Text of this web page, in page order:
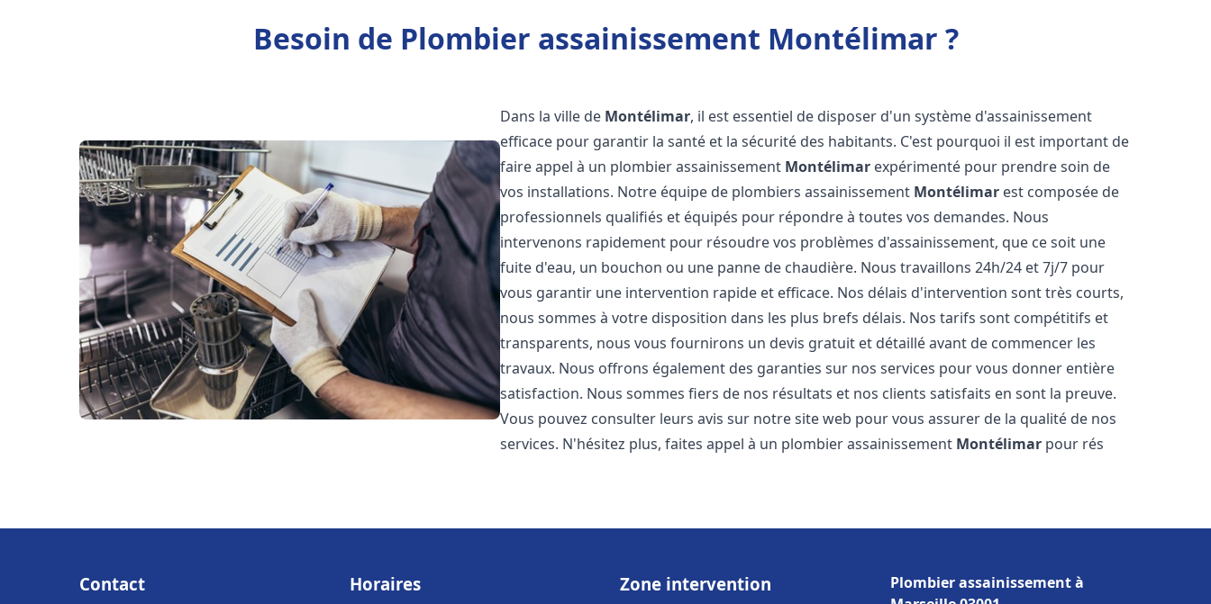
Besoin de Plombier assainissement Montélimar ?
Dans la ville de Montélimar, il est essentiel de disposer d'un système d'assainissement
efficace pour garantir la santé et la sécurité des habitants. C'est pourquoi il est important de
faire appel à un plombier assainissement Montélimar expérimenté pour prendre soin de
vos installations. Notre équipe de plombiers assainissement Montélimar est composée de
professionnels qualifiés et équipés pour répondre à toutes vos demandes. Nous
intervenons rapidement pour résoudre vos problèmes d'assainissement, que ce soit une
fuite d'eau, un bouchon ou une panne de chaudière. Nous travaillons 24h/24 et 7j/7 pour
vous garantir une intervention rapide et efficace. Nos délais d'intervention sont très courts,
nous sommes à votre disposition dans les plus brefs délais. Nos tarifs sont compétitifs et
transparents, nous vous fournirons un devis gratuit et détaillé avant de commencer les
travaux. Nous offrons également des garanties sur nos services pour vous donner entière
satisfaction. Nous sommes fiers de nos résultats et nos clients satisfaits en sont la preuve.
Vous pouvez consulter leurs avis sur notre site web pour vous assurer de la qualité de nos
services. N'hésitez plus, faites appel à un plombier assainissement Montélimar pour rés
Contact Horaires Zone intervention
Plombier assainissement à